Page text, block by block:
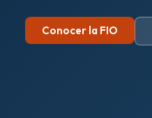
Conocer la FIO